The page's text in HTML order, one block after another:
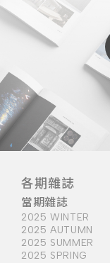
各期雜誌
當期雜誌
2025 WINTER
2025 AUTUMN
2025 SUMMER
2025 SPRING